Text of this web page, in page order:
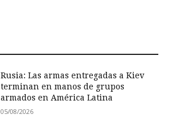
Rusia: Las armas entregadas a Kiev
terminan en manos de grupos
armados en América Latina
05/08/2026